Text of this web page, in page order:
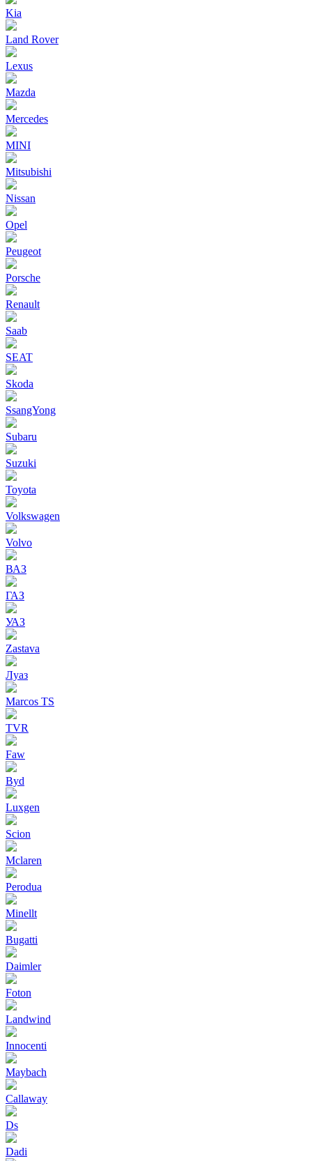
Kia
Land Rover
Lexus
Mazda
Mercedes
MINI
Mitsubishi
Nissan
Opel
Peugeot
Porsche
Renault
Saab
SEAT
Skoda
SsangYong
Subaru
Suzuki
Toyota
Volkswagen
Volvo
ВАЗ
ГАЗ
УАЗ
Zastava
Луаз
Marcos TS
TVR
Faw
Byd
Luxgen
Scion
Mclaren
Perodua
Minellt
Bugatti
Daimler
Foton
Landwind
Innocenti
Maybach
Callaway
Ds
Dadi